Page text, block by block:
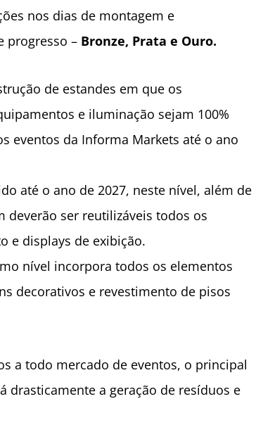
nos dias de montagem e
progresso – Bronze, Prata e Ouro.
de estandes em que os
e iluminação sejam 100%
eventos da Informa Markets até o ano
até o ano de 2027, neste nível, além de
ser reutilizáveis todos os
e displays de exibição.
nível incorpora todos os elementos
decorativos e revestimento de pisos
a todo mercado de eventos, o principal
drasticamente a geração de resíduos e